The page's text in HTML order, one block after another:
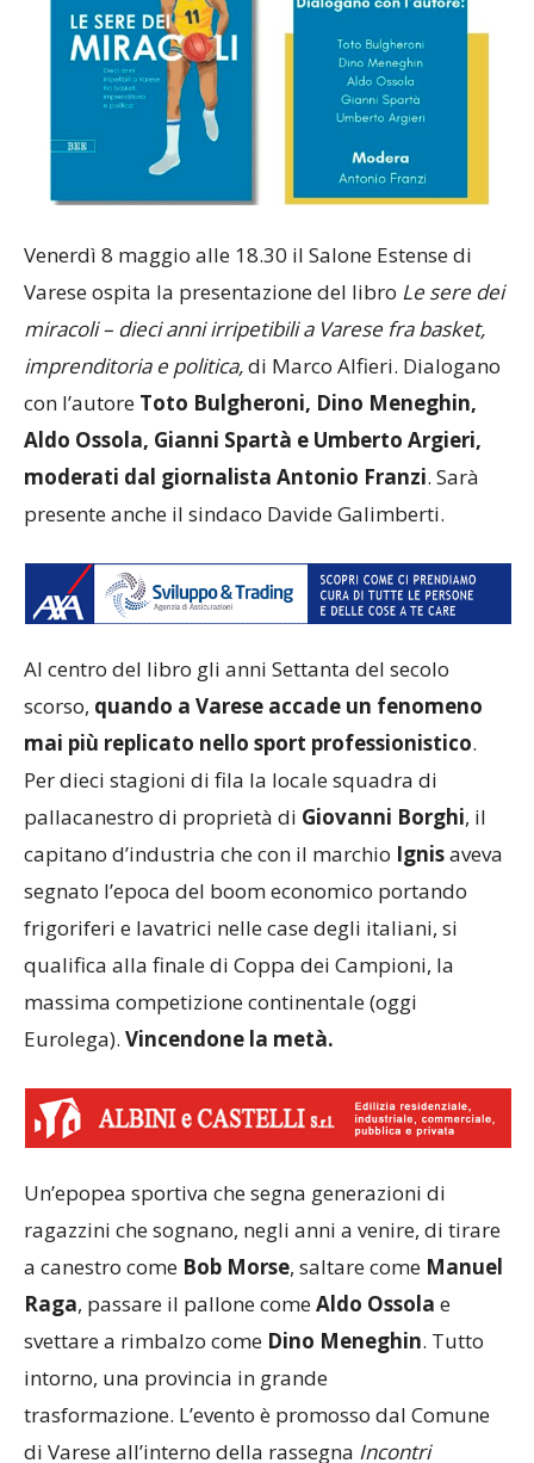
Venerdì 8 maggio alle 18.30 il Salone Estense di
Varese ospita la presentazione del libro Le sere dei
miracoli – dieci anni irripetibili a Varese fra basket,
imprenditoria e politica,di Marco Alfieri. Dialogano
con l’autore Toto Bulgheroni, Dino Meneghin,
Aldo Ossola, Gianni Spartà e Umberto Argieri,
moderati dal giornalista Antonio Franzi. Sarà
presente anche il sindaco Davide Galimberti.
Al centro del libro gli anni Settanta del secolo
scorso, quando a Varese accade un fenomeno
mai più replicato nello sport professionistico.
Per dieci stagioni di fila la locale squadra di
pallacanestro di proprietà di Giovanni Borghi, il
capitano d’industria che con il marchio Ignisaveva
segnato l’epoca del boom economico portando
frigoriferi e lavatrici nelle case degli italiani, si
qualifica alla finale di Coppa dei Campioni, la
massima competizione continentale (oggi
Eurolega). Vincendone la metà.
Un’epopea sportiva che segna generazioni di
ragazzini che sognano, negli anni a venire, di tirare
a canestro come Bob Morse, saltare come Manuel
Raga, passare il pallone comeAldo Ossola e
svettare a rimbalzo come Dino Meneghin. Tutto
intorno, una provincia in grande
trasformazione. L’evento è promosso dal Comune
di Varese all’interno della rassegna Incontri